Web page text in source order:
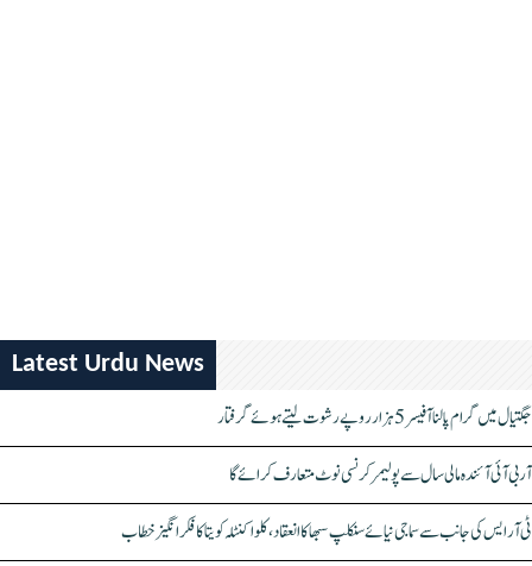
Latest Urdu News
جگتیال میں گرام پالنا آفیسر 5 ہزار روپے رشوت لیتے ہوئے گرفتار
آر بی آئی آئندہ مالی سال سے پولیمر کرنسی نوٹ متعارف کرائے گا
ٹی آر ایس کی جانب سے سماجی نیائے سنکلپ سبھا کا انعقاد، کلواکنٹلہ کویتا کا فکر انگیز خطاب